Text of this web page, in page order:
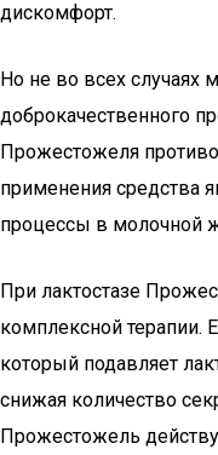
дискомфорт.
Но не во всех случаях
доброкачественного
Прожестожеля
применения средства
процессы в молочной
При лактостазе
комплексной терапии.
который подавляет
снижая количество
Прожестожель